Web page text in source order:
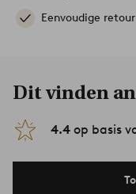
Eenvoudige
Dit vinden
4.4 op basis